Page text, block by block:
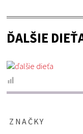
ĎALŠIE
ZNAČKY